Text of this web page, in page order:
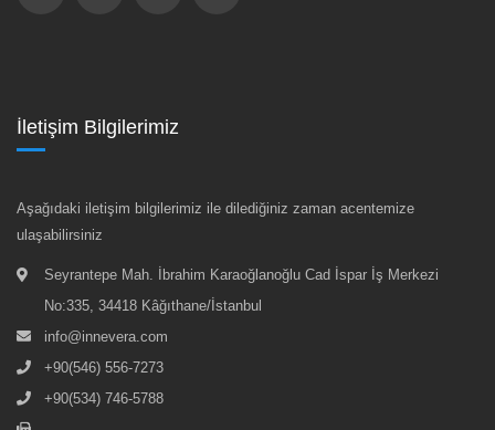
İletişim Bilgilerimiz
Aşağıdaki iletişim bilgilerimiz ile dilediğiniz zaman acentemize
ulaşabilirsiniz
Seyrantepe Mah. İbrahim Karaoğlanoğlu Cad İspar İş Merkezi
No:335, 34418 Kâğıthane/İstanbul
info@innevera.com
+90(546) 556-7273
+90(534) 746-5788